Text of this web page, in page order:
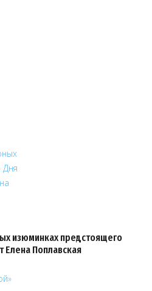
изюминках предстоящего
Елена Поплавская